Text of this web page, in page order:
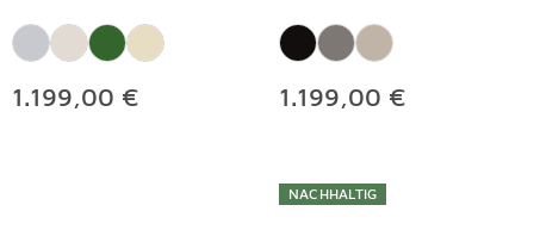
1.199,00 € 1.199,00 €
NACHHALTIG